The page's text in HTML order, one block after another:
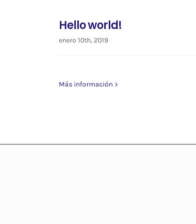
Hello world!
enero 10th, 2019
Más información